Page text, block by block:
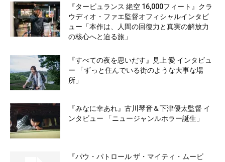
『タービュランス 絶空 16,000フィート』クラ
ウディオ・ファエ監督オフィシャルインタビ
ュー「本作は、人間の回復力と真実の解放力
の核心へと迫る旅」
『すべての夜を思いだす』見上 愛 インタビュ
ー 「ずっと住んでいる街のような大事な場
所」
『みなに幸あれ』古川琴音＆下津優太監督 イ
ンタビュー 「ニュージャンルホラー誕生」
『パウ・パトロール ザ・マイティ・ムービ